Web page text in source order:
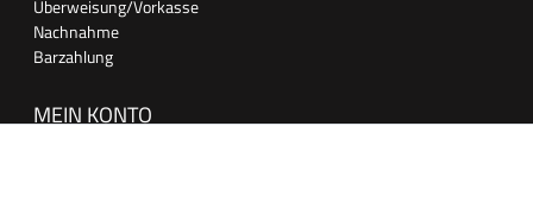
Überweisung/Vorkasse
Nachnahme
Barzahlung
MEIN KONTO